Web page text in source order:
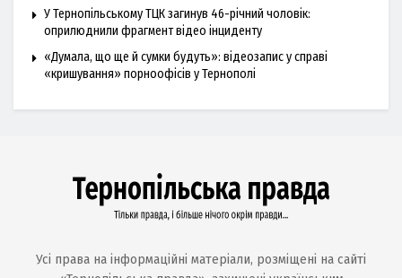
У Тернопільському ТЦК загинув 46-річний чоловік:
оприлюднили фрагмент відео інциденту
«Думала, що ще й сумки будуть»: відеозапис у справі
«кришування» порноофісів у Тернополі
Усі права на інформаційні матеріали, розміщені на сайті